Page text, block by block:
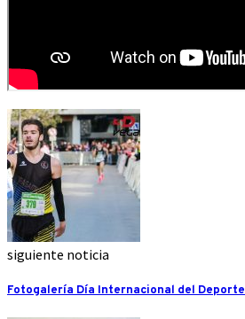
siguiente noticia
Fotogalería Día Internacional del Deporte